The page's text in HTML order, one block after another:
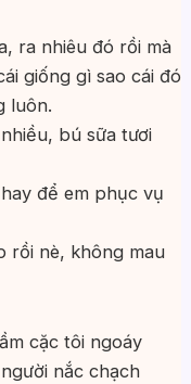
ra nhiêu đó rồi mà
giống gì sao cái đó
luôn.
bú sữa tươi
để em phục vụ
rồi nè, không mau
cặc tôi ngoáy
nắc chạch